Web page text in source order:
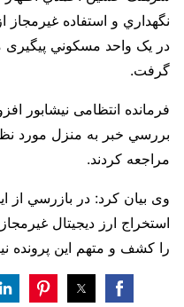
نگهداري و استفاده غيرمجاز
در يک واحد مسکوني پیگیری
گرفت.
فرمانده انتظامی نیشابور
بررسي خبر به منزل مورد
مراجعه کردند.
را کشف و متهم این پرونده